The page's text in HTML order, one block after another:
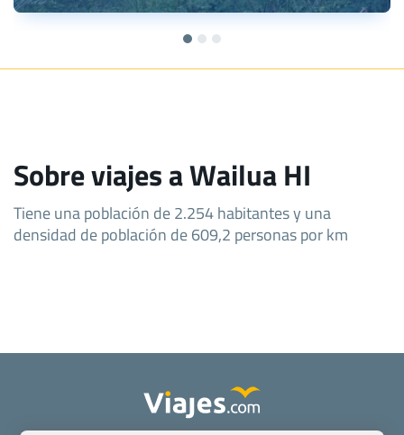
Sobre viajes a Wailua HI
Tiene una población de 2.254 habitantes y una
densidad de población de 609,2 personas por km